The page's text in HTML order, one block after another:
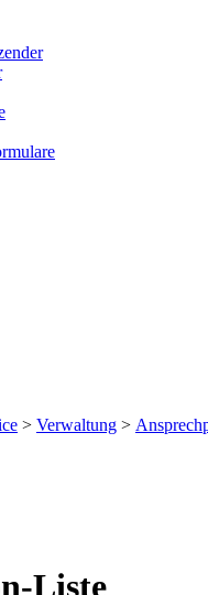
> Verwaltung >
Liste